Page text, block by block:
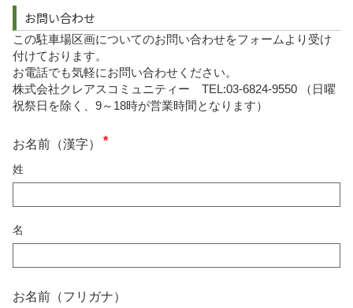
お問い合わせ